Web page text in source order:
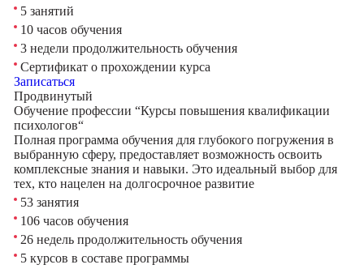
5 занятий
10 часов обучения
3 недели продолжительность обучения
Сертификат о прохождении курса
Записаться
Продвинутый
Обучение профессии “Курсы повышения квалификации
психологов“
Полная программа обучения для глубокого погружения в
выбранную сферу, предоставляет возможность освоить
комплексные знания и навыки. Это идеальный выбор для
тех, кто нацелен на долгосрочное развитие
53 занятия
106 часов обучения
26 недель продолжительность обучения
5 курсов в составе программы